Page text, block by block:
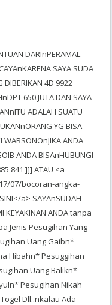
DARInPERAMAL
SAYA SUDA
DIBERIKAN 4D 9922
650.JUTA.DAN SAYA
ADALAH SUATU
YG BISA
WARSONOnJIKA ANDA
ANDA BISAnHUBUNGI
841 ]]] ATAU <a
07/bocoran-angka-
a> SAYAnSUDAH
KEYAKINAN ANDA tanpa
Jenis Pesugihan Yang
Uang Gaibn*
Hibahn* Pesuggihan
Uang Balikn*
Pesugihan Nikah
Dll..nkalau Ada